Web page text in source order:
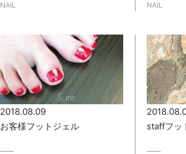
NAIL NAIL
2018.08.09
お客様フットジェル
staffフッ